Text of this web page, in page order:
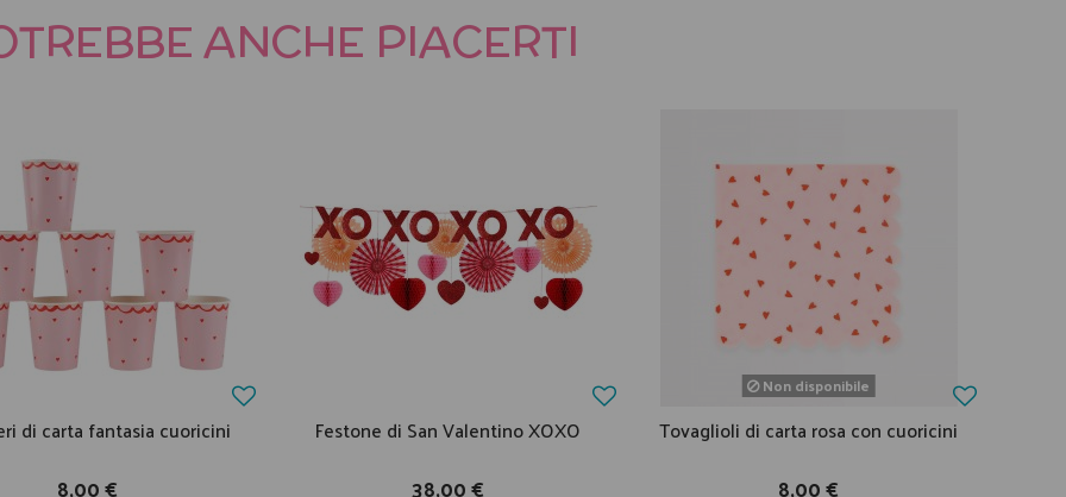
ANCHE PIACERTI
di carta fantasia cuoricini
8,00 €
Festone di San Valentino XOXO
38,00 €
Non disponibile
Tovaglioli di carta rosa con cuoricini
8,00 €